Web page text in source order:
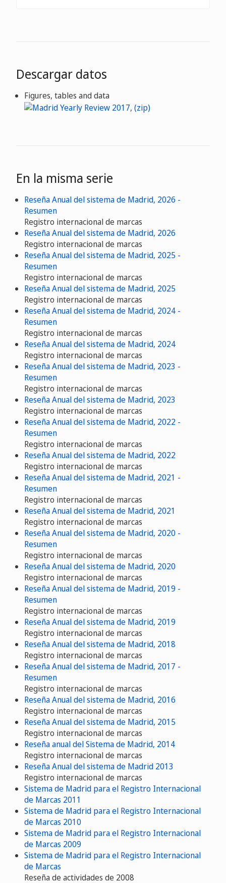
Descargar datos
Figures, tables and data
En la misma serie
Reseña Anual del sistema de Madrid, 2026 -
Resumen
Registro internacional de marcas
Reseña Anual del sistema de Madrid, 2026
Registro internacional de marcas
Reseña Anual del sistema de Madrid, 2025 -
Resumen
Registro internacional de marcas
Reseña Anual del sistema de Madrid, 2025
Registro internacional de marcas
Reseña Anual del sistema de Madrid, 2024 -
Resumen
Registro internacional de marcas
Reseña Anual del sistema de Madrid, 2024
Registro internacional de marcas
Reseña Anual del sistema de Madrid, 2023 -
Resumen
Registro internacional de marcas
Reseña Anual del sistema de Madrid, 2023
Registro internacional de marcas
Reseña Anual del sistema de Madrid, 2022 -
Resumen
Registro internacional de marcas
Reseña Anual del sistema de Madrid, 2022
Registro internacional de marcas
Reseña Anual del sistema de Madrid, 2021 -
Resumen
Registro internacional de marcas
Reseña Anual del sistema de Madrid, 2021
Registro internacional de marcas
Reseña Anual del sistema de Madrid, 2020 -
Resumen
Registro internacional de marcas
Reseña Anual del sistema de Madrid, 2020
Registro internacional de marcas
Reseña Anual del sistema de Madrid, 2019 -
Resumen
Registro internacional de marcas
Reseña Anual del sistema de Madrid, 2019
Registro internacional de marcas
Reseña Anual del sistema de Madrid, 2018
Registro internacional de marcas
Reseña Anual del sistema de Madrid, 2017 -
Resumen
Registro internacional de marcas
Reseña Anual del sistema de Madrid, 2016
Registro internacional de marcas
Reseña Anual del sistema de Madrid, 2015
Registro internacional de marcas
Reseña anual del Sistema de Madrid, 2014
Registro internacional de marcas
Reseña Anual del sistema de Madrid 2013
Registro internacional de marcas
Sistema de Madrid para el Registro Internacional
de Marcas 2011
Sistema de Madrid para el Registro Internacional
de Marcas 2010
Sistema de Madrid para el Registro Internacional
de Marcas 2009
Sistema de Madrid para el Registro Internacional
de Marcas
Reseña de actividades de 2008